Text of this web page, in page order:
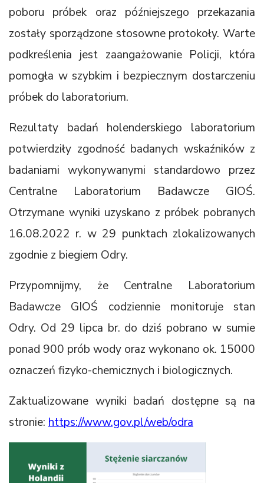
poboru próbek oraz późniejszego przekazania
zostały sporządzone stosowne protokoły. Warte
podkreślenia jest zaangażowanie Policji, która
pomogła w szybkim i bezpiecznym dostarczeniu
próbek do laboratorium.
Rezultaty badań holenderskiego laboratorium
potwierdziły zgodność badanych wskaźników z
badaniami wykonywanymi standardowo przez
Centralne Laboratorium Badawcze GIOŚ.
Otrzymane wyniki uzyskano z próbek pobranych
16.08.2022 r. w 29 punktach zlokalizowanych
zgodnie z biegiem Odry.
Przypomnijmy, że Centralne Laboratorium
Badawcze GIOŚ codziennie monitoruje stan
Odry. Od 29 lipca br. do dziś pobrano w sumie
ponad 900 prób wody oraz wykonano ok. 15000
oznaczeń fizyko-chemicznych i biologicznych.
Zaktualizowane wyniki badań dostępne są na
stronie: https://www.gov.pl/web/odra